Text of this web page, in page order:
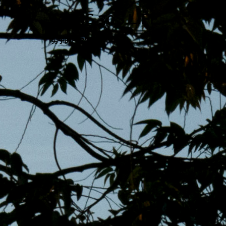
跳
至
主
內
MENS 30S LIFE
男子的日常生活